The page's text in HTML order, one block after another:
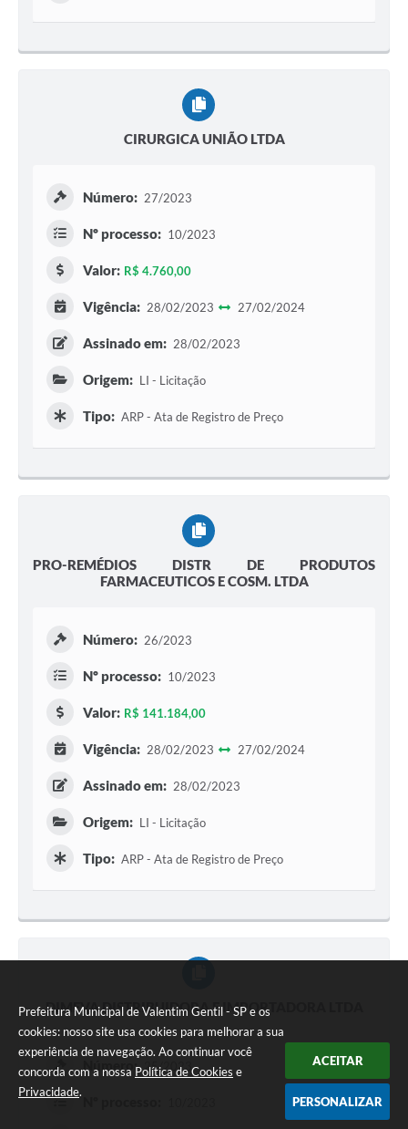
Prefeitura Municipal de Valentim Gentil - SP e os
cookies: nosso site usa cookies para melhorar a sua
experiência de navegação. Ao continuar você
concorda com a nossa Política de Cookies e
Privacidade.
ACEITAR
PERSONALIZAR
CIRURGICA UNIÃO LTDA
Número: 27/2023
Nº processo: 10/2023
Valor: R$ 4.760,00
Vigência: 28/02/2023 27/02/2024
Assinado em: 28/02/2023
Origem: LI - Licitação
Tipo: ARP - Ata de Registro de Preço
PRO-REMÉDIOS DISTR DE PRODUTOS
FARMACEUTICOS E COSM. LTDA
Número: 26/2023
Nº processo: 10/2023
Valor: R$ 141.184,00
Vigência: 28/02/2023 27/02/2024
Assinado em: 28/02/2023
Origem: LI - Licitação
Tipo: ARP - Ata de Registro de Preço
DIMEVA DISTRIBUIDORA E IMPORTADORA LTDA
Número: 25/2023